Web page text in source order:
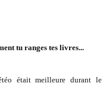
tu ranges tes livres...
était meilleure durant le